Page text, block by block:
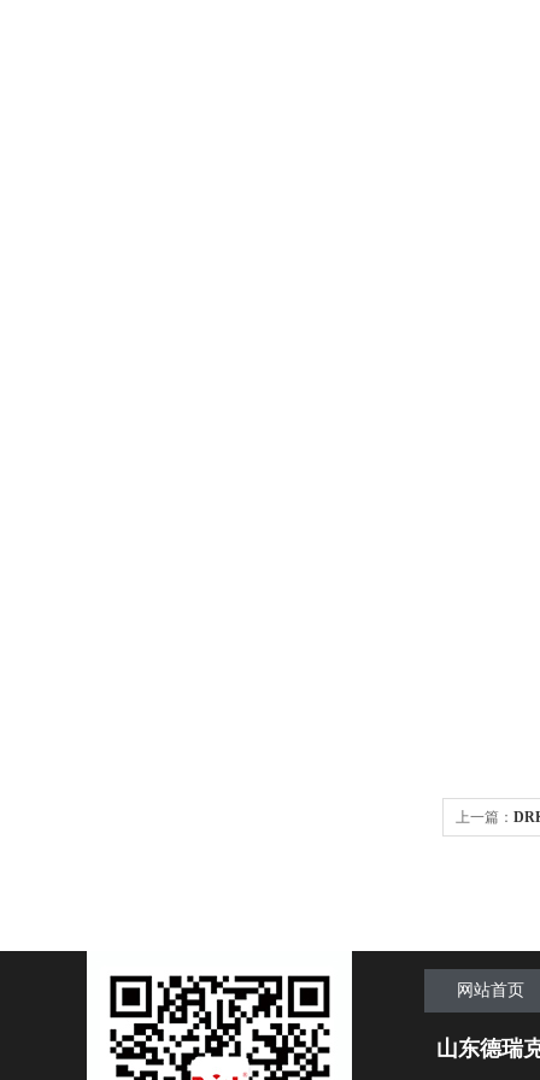
上一篇：
网站首页
山东德瑞